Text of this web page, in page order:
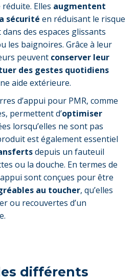
Elles augmentent
sécurité en réduisant le risque
des espaces glissants
les baignoires. Grâce à leur
peuvent conserver leur
des gestes quotidiens
aide extérieure.
d’appui pour PMR, comme
permettent d’optimiser
lorsqu’elles ne sont pas
est également essentiel
depuis un fauteuil
ou la douche. En termes de
sont conçues pour être
au toucher, qu’elles
ou recouvertes d’un
différents